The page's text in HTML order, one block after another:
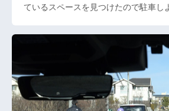
ているスペースを見つけたので駐車し